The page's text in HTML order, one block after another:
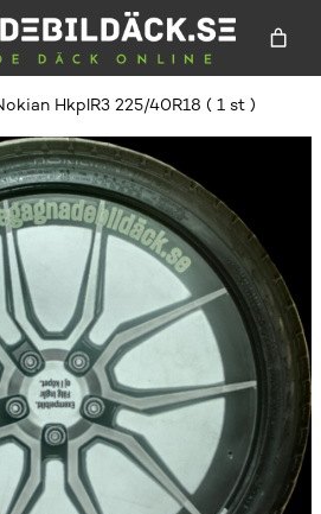
HkplR3 225/40R18 ( 1 st )